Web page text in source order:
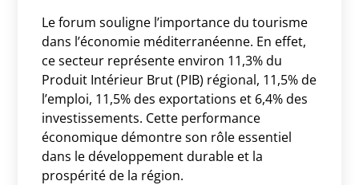
Le forum souligne l’importance du tourisme
dans l’économie méditerranéenne. En effet,
ce secteur représente environ 11,3% du
Produit Intérieur Brut (PIB) régional, 11,5% de
l’emploi, 11,5% des exportations et 6,4% des
investissements. Cette performance
économique démontre son rôle essentiel
dans le développement durable et la
prospérité de la région.